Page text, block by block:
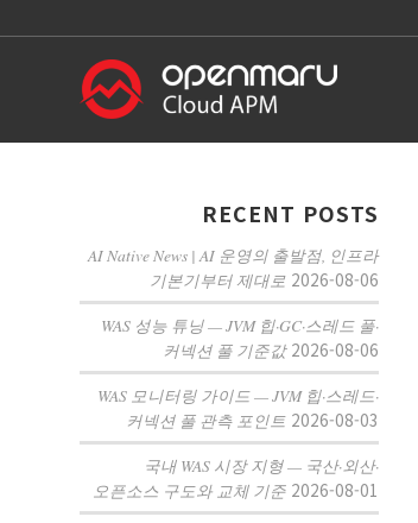
RECENT POSTS
AI Native News | AI 운영의 출발점, 인프라
기본기부터 제대로 2026-08-06
WAS 성능 튜닝 — JVM 힙·GC·스레드 풀·
커넥션 풀 기준값 2026-08-06
WAS 모니터링 가이드 — JVM 힙·스레드·
커넥션 풀 관측 포인트 2026-08-03
국내 WAS 시장 지형 — 국산·외산·
오픈소스 구도와 교체 기준 2026-08-01